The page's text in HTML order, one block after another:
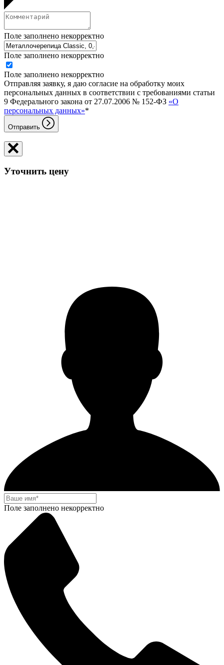
Поле заполнено некорректно
Поле заполнено некорректно
Поле заполнено некорректно
Отправляя заявку, я даю согласие на обработку моих
персональных данных в соответствии с требованиями статьи
9 Федерального закона от 27.07.2006 № 152-ФЗ «О
персональных данных»*
Отправить
Уточнить цену
Поле заполнено некорректно